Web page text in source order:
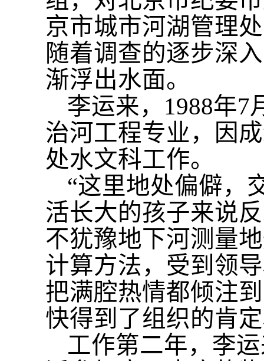
京市城市河湖管理
随着调查的逐步深
渐浮出水面。
李运来， 1988年7
治河工程专业，因
处水文科工作。
“这里地处偏僻，
活长大的孩子来说
不犹豫地下河测量
计算方法，受到领
把满腔热情都倾注
快得到了组织的肯
工作第二年，李